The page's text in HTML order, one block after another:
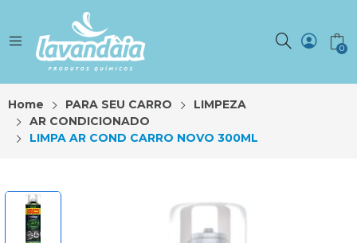
0
Home PARA SEU CARRO
LIMPEZA
AR CONDICIONADO
LIMPA AR COND CARRO NOVO 300ML